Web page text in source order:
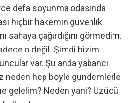
defa soyunma odasında
hiçbir hakemin güvenlik
sahaya çağırdığını görmedim.
o değil. Şimdi bizim
var. Şu anda yabancı
neden hep böyle gündemlerle
gelelim? Neden yani? Üzücü